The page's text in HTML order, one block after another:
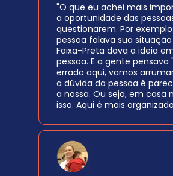
"O que eu achei mais
a oportunidade das
questionarem. Por
pessoa falava sua
Faixa-Preta dava a ideia
pessoa. E a gente pensava
errado aqui, vamos
a dúvida da pessoa é
a nossa. Ou seja, em casa
isso. Aqui é mais